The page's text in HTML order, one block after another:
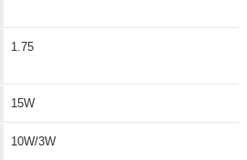
1.75
15W
10W/3W